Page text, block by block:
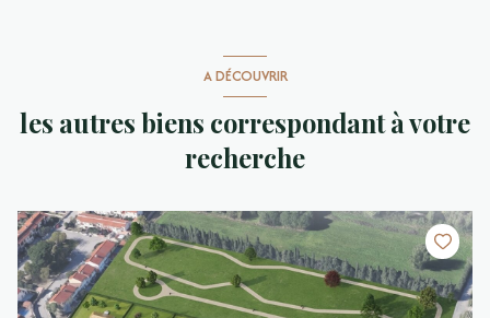
A DÉCOUVRIR
les autres biens correspondant à votre
recherche